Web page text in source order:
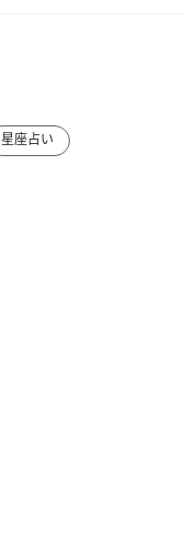
星座占い